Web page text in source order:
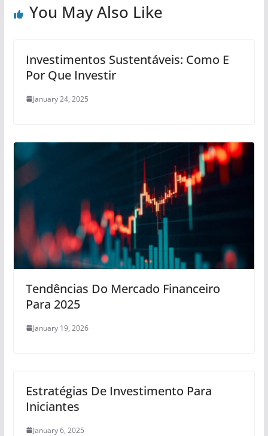
You May Also Like
Investimentos Sustentáveis: Como E
Por Que Investir
January 24, 2025
Tendências Do Mercado Financeiro
Para 2025
January 19, 2026
Estratégias De Investimento Para
Iniciantes
January 6, 2025